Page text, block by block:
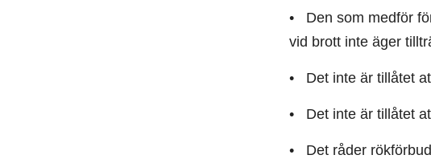
• Den som medför
vid brott inte äger
• Det inte är tillåtet
• Det inte är tillåtet
• Det råder